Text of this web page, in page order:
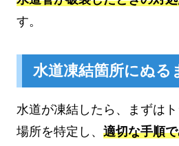
す。
水道凍結箇所にぬる
水道が凍結したら、まずは
場所を特定し、 適切な手順